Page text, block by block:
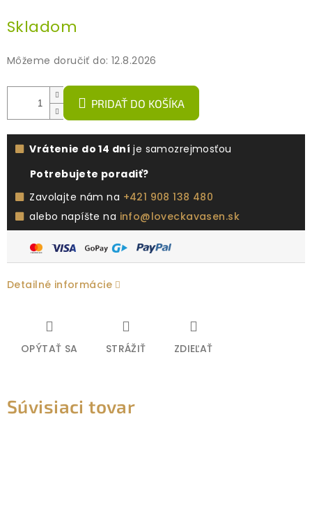
cena:
Skladom
Môžeme doručiť do: 12.8.2026
PRIDAŤ DO KOŠÍKA
Vrátenie do 14 dní je samozrejmosťou
Potrebujete poradiť?
Zavolajte nám na +421 908 138 480
alebo napíšte na info@loveckavasen.sk
Detailné informácie
OPÝTAŤ SA STRÁŽIŤ ZDIEĽAŤ
Súvisiaci tovar